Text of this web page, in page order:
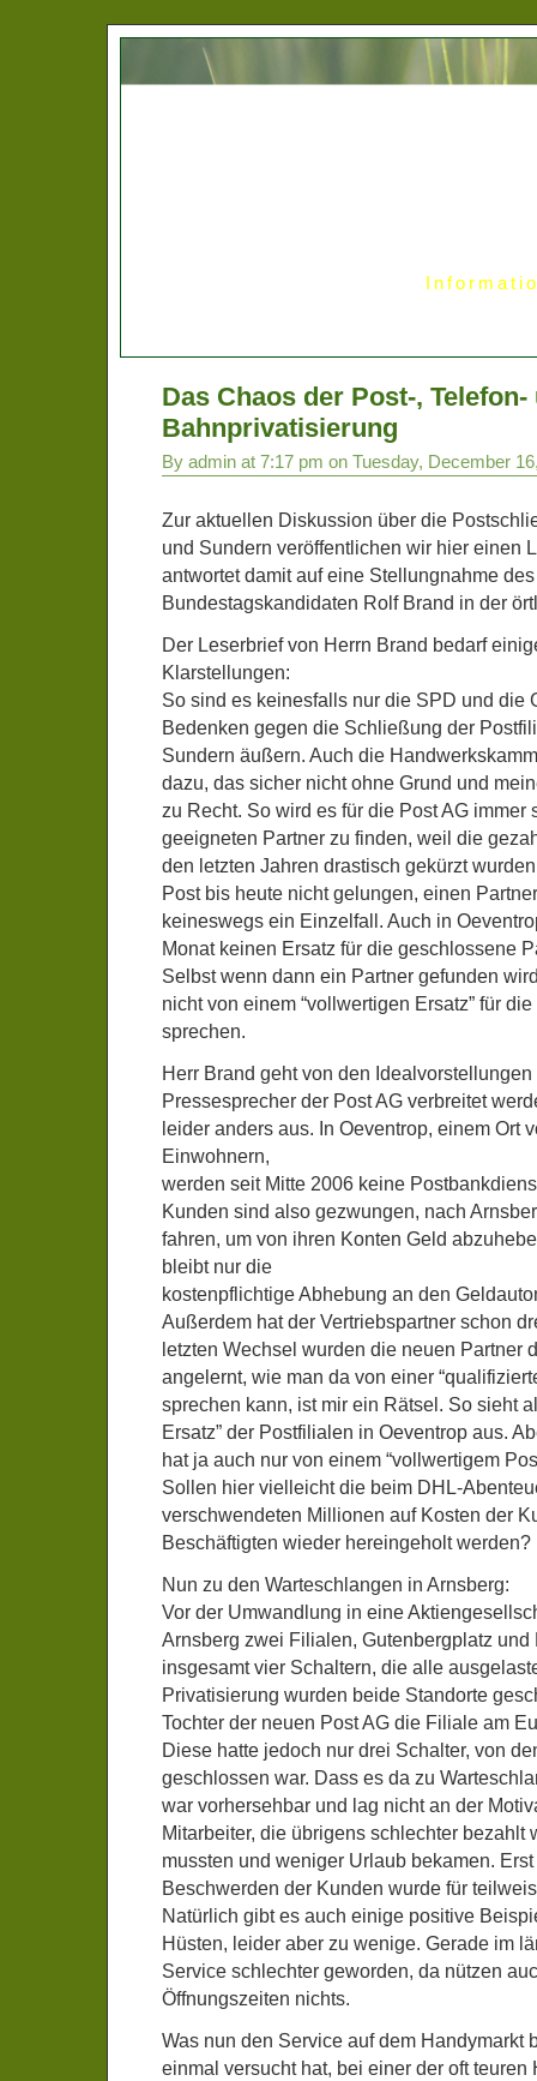
Das Chaos der Post-, Telefon-
Bahnprivatisierung
By admin at 7:17 pm on Tuesday, December
Zur aktuellen Diskussion über die
und Sundern veröffentlichen wir hier einen
antwortet damit auf eine Stellungnahme
Bundestagskandidaten Rolf Brand in der
Der Leserbrief von Herrn Brand bedarf
Klarstellungen:
So sind es keinesfalls nur die SPD und die
Bedenken gegen die Schließung der
Sundern äußern. Auch die
dazu, das sicher nicht ohne Grund und
zu Recht. So wird es für die Post AG immer
geeigneten Partner zu finden, weil die
den letzten Jahren drastisch gekürzt
Post bis heute nicht gelungen, einen
keineswegs ein Einzelfall. Auch in
Monat keinen Ersatz für die geschlossene
Selbst wenn dann ein Partner gefunden
nicht von einem “vollwertigen Ersatz” für
sprechen.
Herr Brand geht von den
Pressesprecher der Post AG verbreitet
leider anders aus. In Oeventrop, einem Ort
Einwohnern,
werden seit Mitte 2006 keine
Kunden sind also gezwungen, nach
fahren, um von ihren Konten Geld
bleibt nur die
kostenpflichtige Abhebung an den
Außerdem hat der Vertriebspartner schon
letzten Wechsel wurden die neuen Partner
angelernt, wie man da von einer
sprechen kann, ist mir ein Rätsel. So sieht
Ersatz” der Postfilialen in Oeventrop aus.
hat ja auch nur von einem “vollwertigem
Sollen hier vielleicht die beim DHL-
verschwendeten Millionen auf Kosten der
Beschäftigten wieder hereingeholt werden?
Nun zu den Warteschlangen in Arnsberg:
Vor der Umwandlung in eine
Arnsberg zwei Filialen, Gutenbergplatz und
insgesamt vier Schaltern, die alle
Privatisierung wurden beide Standorte
Tochter der neuen Post AG die Filiale am
Diese hatte jedoch nur drei Schalter, von
geschlossen war. Dass es da zu
war vorhersehbar und lag nicht an der
Mitarbeiter, die übrigens schlechter bezahlt
mussten und weniger Urlaub bekamen.
Beschwerden der Kunden wurde für
Natürlich gibt es auch einige positive
Hüsten, leider aber zu wenige. Gerade im
Service schlechter geworden, da nützen
Öffnungszeiten nichts.
Was nun den Service auf dem Handymarkt
einmal versucht hat, bei einer der oft teuren